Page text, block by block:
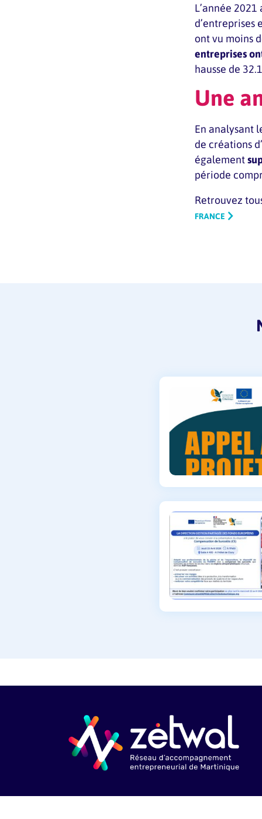
L’année
d’entreprises
ont vu moins
entreprises
hausse de
Une
En analysant
de créations
également
période
Retrouvez
FRANCE